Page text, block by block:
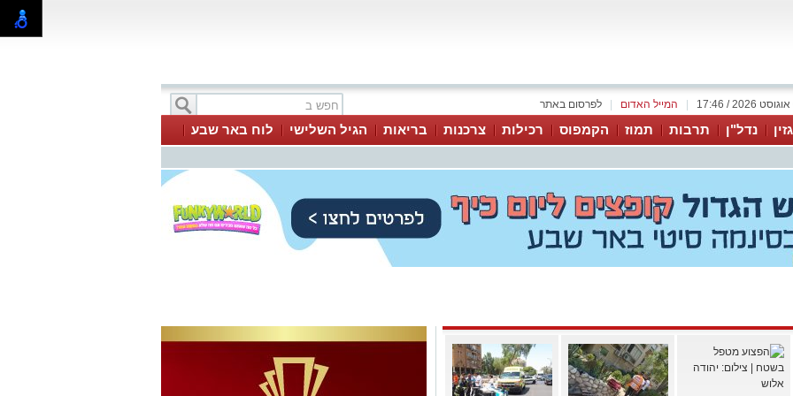
לפרסום באתר המייל האדום
נדל"ן תרבות תמוז הקמפוס רכילות צרכנות בריאות הגיל השלישי
לוח באר שבע